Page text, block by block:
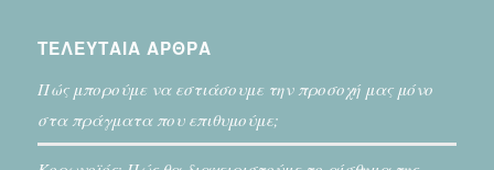
ΤΕΛΕΥΤΑΙΑ ΑΡΘΡΑ
Πώς μπορούμε να εστιάσουμε την προσοχή μας μόνο
στα πράγματα που επιθυμούμε;